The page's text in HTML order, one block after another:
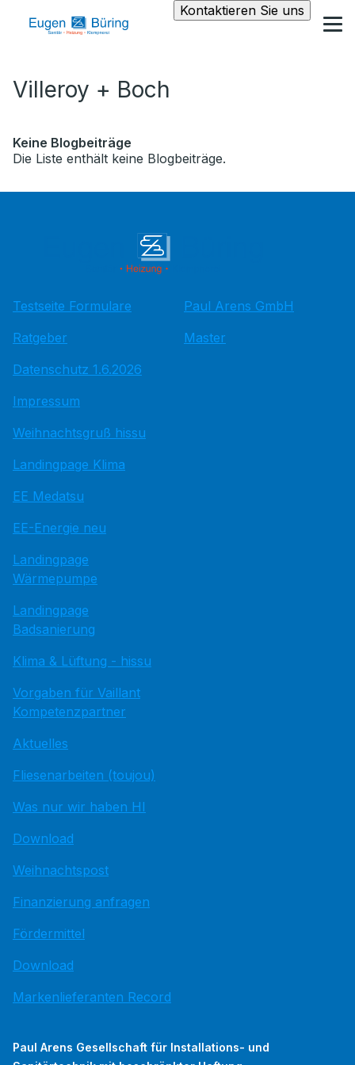
Kontaktieren Sie uns
Villeroy + Boch
Keine Blogbeiträge
Die Liste enthält keine Blogbeiträge.
Testseite Formulare
Ratgeber
Datenschutz 1.6.2026
Impressum
Weihnachtsgruß hissu
Landingpage Klima
EE Medatsu
EE-Energie neu
Landingpage
Wärmepumpe
Landingpage
Badsanierung
Klima & Lüftung - hissu
Vorgaben für Vaillant
Kompetenzpartner
Aktuelles
Fliesenarbeiten (toujou)
Was nur wir haben HI
Download
Weihnachtspost
Finanzierung anfragen
Fördermittel
Download
Markenlieferanten Record
Paul Arens GmbH
Master
Paul Arens Gesellschaft für Installations- und